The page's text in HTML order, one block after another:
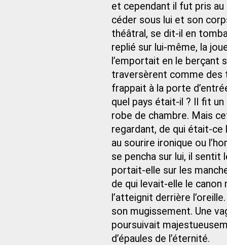
et cependant il fut pris
céder sous lui et son
théâtral, se dit-il en
replié sur lui-même, la
l’emportait en le berçant
traversèrent comme des
frappait à la porte
quel pays était-il ? Il fit
robe de chambre. Mais
regardant, de qui était-ce
au sourire ironique ou
se pencha sur lui, il sentit
portait-elle sur les
de qui levait-elle le
l’atteignit derrière
son mugissement. Une
poursuivait
d’épaules de l’éternité.